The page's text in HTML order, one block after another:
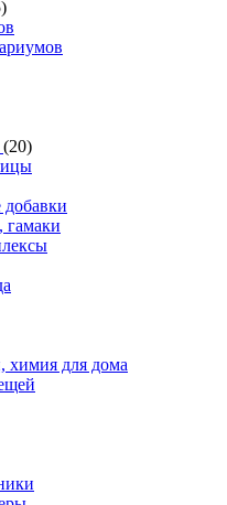
(20)
гамаки
химия для дома